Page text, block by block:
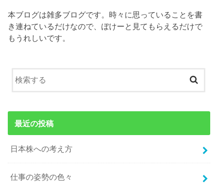
本ブログは雑多ブログです。時々に思っていることを書
き連ねているだけなので、ぼけーと見てもらえるだけで
もうれしいです。
最近の投稿
日本株への考え方
仕事の姿勢の色々